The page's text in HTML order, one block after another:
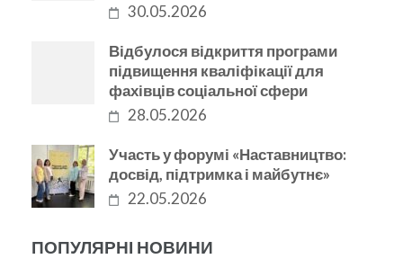
30.05.2026
Відбулося відкриття програми
підвищення кваліфікації для
фахівців соціальної сфери
28.05.2026
Участь у форумі «Наставництво:
досвід, підтримка і майбутнє»
22.05.2026
ПОПУЛЯРНІ НОВИНИ